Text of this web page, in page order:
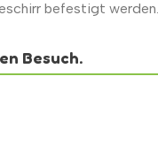
befestigt werden.
Besuch.